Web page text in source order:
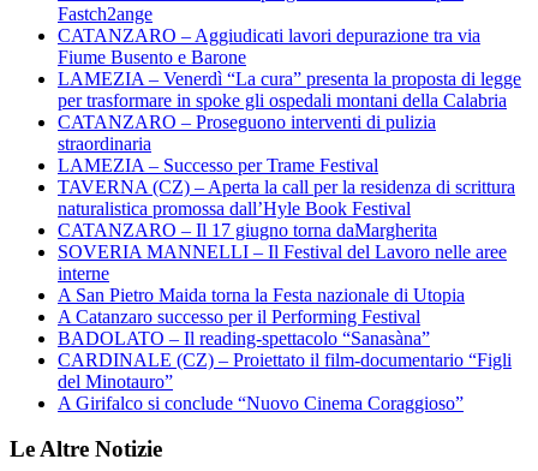
Fastch2ange
CATANZARO – Aggiudicati lavori depurazione tra via
Fiume Busento e Barone
LAMEZIA – Venerdì “La cura” presenta la proposta di legge
per trasformare in spoke gli ospedali montani della Calabria
CATANZARO – Proseguono interventi di pulizia
straordinaria
LAMEZIA – Successo per Trame Festival
TAVERNA (CZ) – Aperta la call per la residenza di scrittura
naturalistica promossa dall’Hyle Book Festival
CATANZARO – Il 17 giugno torna daMargherita
SOVERIA MANNELLI – Il Festival del Lavoro nelle aree
interne
A San Pietro Maida torna la Festa nazionale di Utopia
A Catanzaro successo per il Performing Festival
BADOLATO – Il reading-spettacolo “Sanasàna”
CARDINALE (CZ) – Proiettato il film-documentario “Figli
del Minotauro”
A Girifalco si conclude “Nuovo Cinema Coraggioso”
Le Altre Notizie